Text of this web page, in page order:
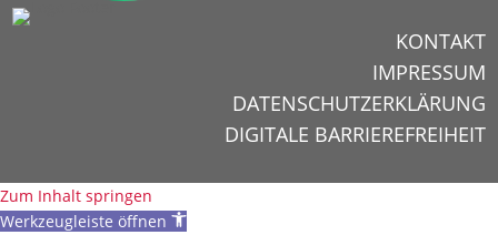
KONTAKT
IMPRESSUM
DATENSCHUTZERKLÄRUNG
DIGITALE BARRIEREFREIHEIT
Zum Inhalt springen
Werkzeugleiste öffnen